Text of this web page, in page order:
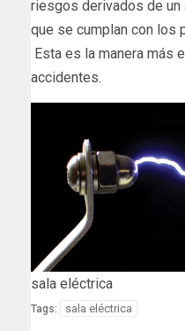
riesgos derivados de
que se cumplan con los
Esta es la manera más
accidentes.
sala eléctrica
Tags: sala eléctrica